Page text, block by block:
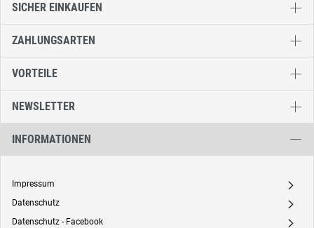
SICHER EINKAUFEN
ZAHLUNGSARTEN
VORTEILE
NEWSLETTER
INFORMATIONEN
Impressum A
Datenschutz A
Datenschutz - Facebook A